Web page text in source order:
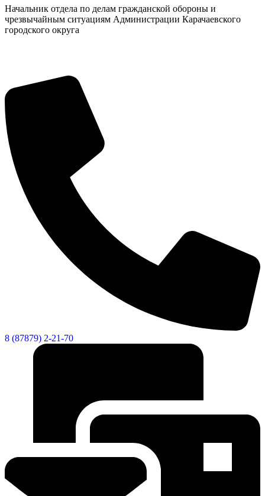
Начальник отдела по делам гражданской обороны и
чрезвычайным ситуациям Администрации Карачаевского
городского округа
8 (87879) 2-21-70